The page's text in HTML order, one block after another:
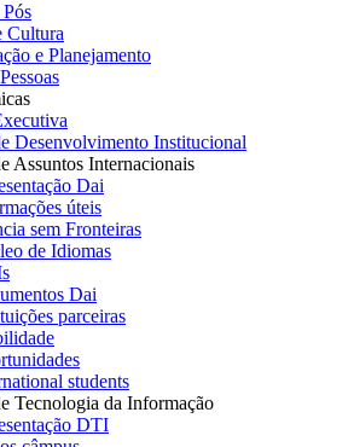
Cultura
e Planejamento
Desenvolvimento Institucional
Assuntos Internacionais
Dai
úteis
sem Fronteiras
de Idiomas
Dai
parceiras
students
Tecnologia da Informação
DTI